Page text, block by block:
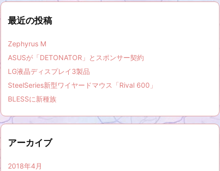
最近の投稿
Zephyrus M
ASUSが「DETONATOR」とスポンサー契約
LG液晶ディスプレイ3製品
SteelSeries新型ワイヤードマウス「Rival 600」
BLESSに新種族
アーカイブ
2018年4月